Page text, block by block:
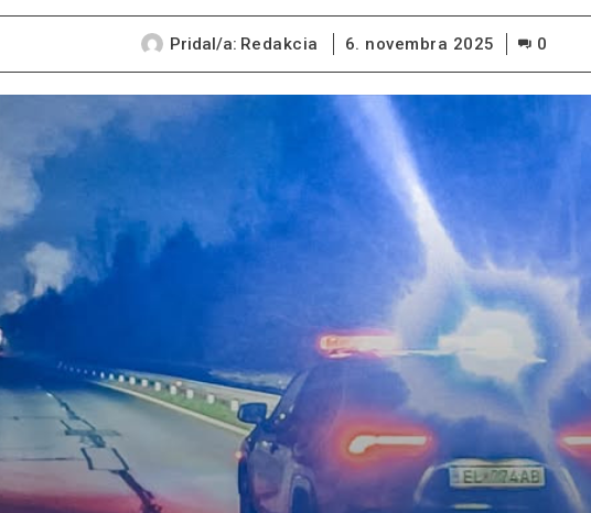
Pridal/a: Redakcia 6. novembra 2025 0